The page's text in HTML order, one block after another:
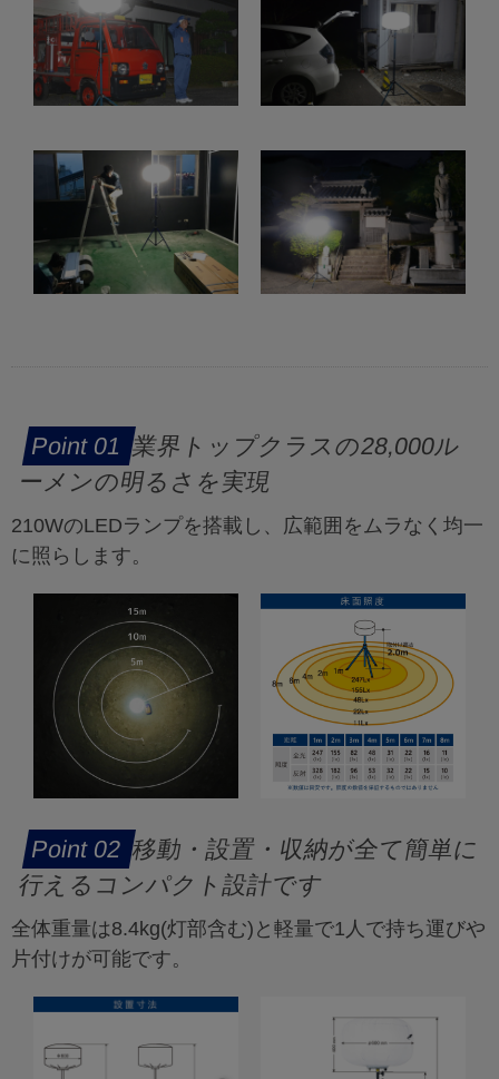
業界トップクラスの28,000ル
ーメンの明るさを実現
210WのLEDランプを搭載し、広範囲をムラなく均一
に照らします。
移動・設置・収納が全て簡単に
行えるコンパクト設計です
全体重量は8.4kg(灯部含む)と軽量で1人で持ち運びや
片付けが可能です。